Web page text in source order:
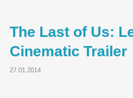
The Last of Us:
Cinematic Trailer
27.01.2014